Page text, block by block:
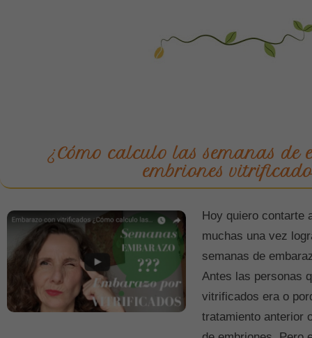
¿Cómo calculo las semanas de
embriones
Hoy quiero contarte
muchas una vez
semanas de
Antes las personas
vitrificados era o
tratamiento anterior